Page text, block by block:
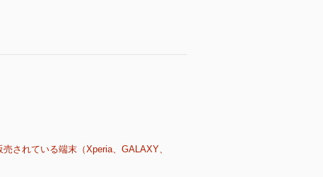
されている端末（Xperia、GALAXY、